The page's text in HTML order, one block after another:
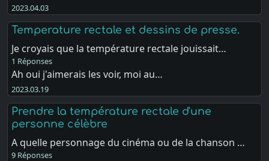
2023.04.03
Temperature rectale et dessins de presse.
Je croyais que la température rectale jouissait…
1 Réponses
Ah oui j'aimerais les voir, moi au…
2023.03.19
Prendre la température rectale d'une
personne célèbre
A quelle personnage du cinéma ou de la chanson …
9 Réponses